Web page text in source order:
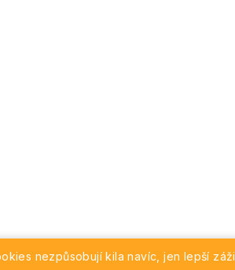
nezpůsobují kila navíc, jen lepší